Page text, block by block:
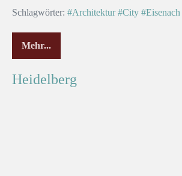
Schlagwörter: #Architektur #City #Eisenach
Mehr...
Heidelberg